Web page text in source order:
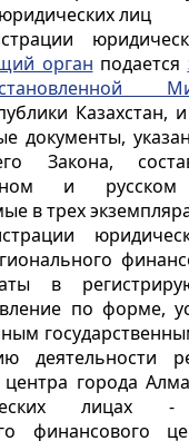
лиц
орган подается
Казахстан,
документы,
Закона,
и
в трех
в
по форме,
деятельности
города
лицах -
финансового